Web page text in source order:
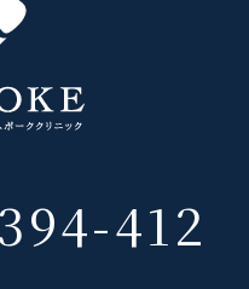
412